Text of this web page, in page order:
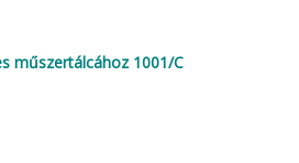
műszertálcához 1001/C